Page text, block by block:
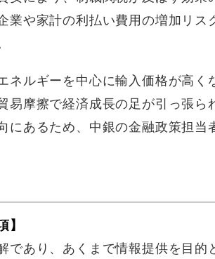
業や家計の利払い費用の増加リス
ネルギーを中心に輸入価格が高く
易摩擦で経済成長の足が引っ張ら
にあるため、中銀の金融政策担
】
であり、あくまで情報提供を目的